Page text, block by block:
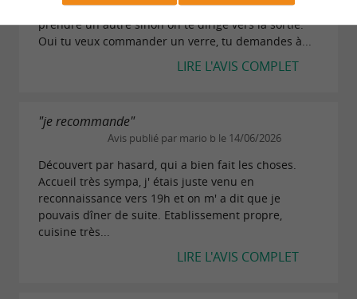
tu viens juste de finir ton verre on te force à en
prendre un autre sinon on te dirige vers la sortie.
Oui tu veux commander un verre, tu demandes à...
LIRE L'AVIS COMPLET
"je recommande"
Avis publié par mario b le 14/06/2026
Découvert par hasard, qui a bien fait les choses.
Accueil très sympa, j' étais juste venu en
reconnaissance vers 19h et on m' a dit que je
pouvais dîner de suite. Etablissement propre,
cuisine très...
LIRE L'AVIS COMPLET